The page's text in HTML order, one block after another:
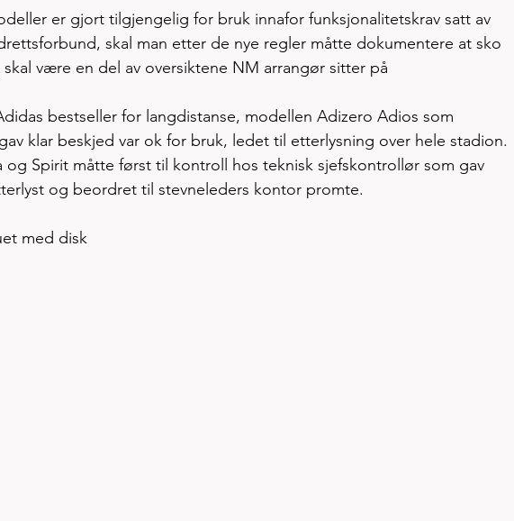
er gjort tilgjengelig for bruk innafor funksjonalitetskrav satt av
skal man etter de nye regler måtte dokumentere at sko
være en del av oversiktene NM arrangør sitter på
bestseller for langdistanse, modellen Adizero Adios som
klar beskjed var ok for bruk, ledet til etterlysning over hele stadion.
og Spirit måtte først til kontroll hos teknisk sjefskontrollør som gav
og beordret til stevneleders kontor promte.
med disk